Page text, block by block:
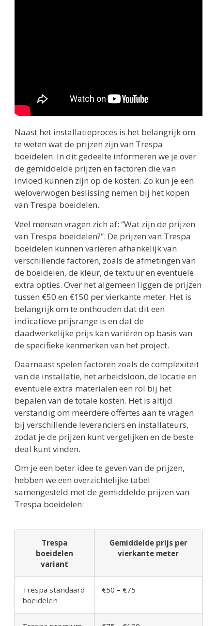
Naast het installatieproces is het belangrijk om
te weten wat de prijzen zijn van Trespa
boeidelen. In dit gedeelte informeren we je over
de gemiddelde prijzen en factoren die van
invloed kunnen zijn op de kosten. Zo kun je een
weloverwogen beslissing nemen bij het kopen
van Trespa boeidelen.
Veel mensen vragen zich af: “Wat zijn de prijzen
van Trespa boeidelen?”. De prijzen van Trespa
boeidelen kunnen variëren afhankelijk van
verschillende factoren, zoals de afmetingen van
de boeidelen, de kleur, de textuur en eventuele
extra opties. Over het algemeen liggen de prijzen
tussen €50 en €150 per vierkante meter. Het is
belangrijk om te onthouden dat dit een
indicatieve prijsrange is en dat de
daadwerkelijke prijs kan variëren op basis van
de specifieke kenmerken van het project.
Daarnaast spelen factoren zoals de complexiteit
van de installatie, het arbeidsloon, de locatie en
eventuele extra materialen een rol bij het
bepalen van de totale kosten. Het is altijd
verstandig om meerdere offertes aan te vragen
bij verschillende leveranciers en installateurs,
zodat je de prijzen kunt vergelijken en de beste
deal kunt vinden.
Om je een beter idee te geven van de prijzen,
hebben we een overzichtelijke tabel
samengesteld met de gemiddelde prijzen van
Trespa boeidelen:
Trespa
boeidelen
variant
Gemiddelde prijs per
vierkante meter
Trespa standaard
boeidelen
€50 – €75